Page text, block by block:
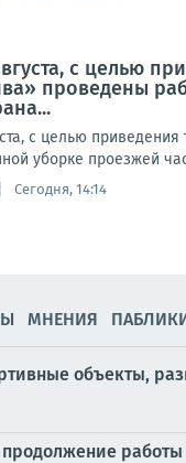
с целью
проведены
с целью
уборке проезжей
Сегодня, 14:14
МНЕНИЯ
объекты,